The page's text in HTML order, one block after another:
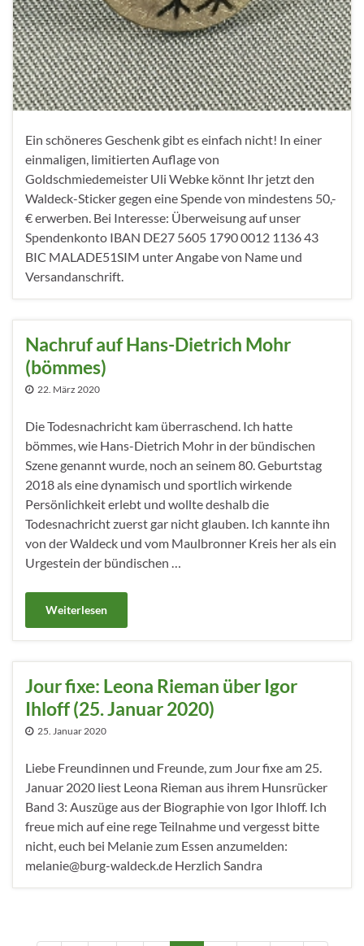
Ein schöneres Geschenk gibt es einfach nicht! In einer
einmaligen, limitierten Auflage von
Goldschmiedemeister Uli Webke könnt Ihr jetzt den
Waldeck-Sticker gegen eine Spende von mindestens 50,-
€ erwerben. Bei Interesse: Überweisung auf unser
Spendenkonto IBAN DE27 5605 1790 0012 1136 43
BIC MALADE51SIM unter Angabe von Name und
Versandanschrift.
Nachruf auf Hans-Dietrich Mohr
(bömmes)
22. März 2020
Die Todesnachricht kam überraschend. Ich hatte
bömmes, wie Hans-Dietrich Mohr in der bündischen
Szene genannt wurde, noch an seinem 80. Geburtstag
2018 als eine dynamisch und sportlich wirkende
Persönlichkeit erlebt und wollte deshalb die
Todesnachricht zuerst gar nicht glauben. Ich kannte ihn
von der Waldeck und vom Maulbronner Kreis her als ein
Urgestein der bündischen …
Weiterlesen
Jour fixe: Leona Rieman über Igor
Ihloff (25. Januar 2020)
25. Januar 2020
Liebe Freundinnen und Freunde, zum Jour fixe am 25.
Januar 2020 liest Leona Rieman aus ihrem Hunsrücker
Band 3: Auszüge aus der Biographie von Igor Ihloff. Ich
freue mich auf eine rege Teilnahme und vergesst bitte
nicht, euch bei Melanie zum Essen anzumelden:
melanie@burg-waldeck.de Herzlich Sandra